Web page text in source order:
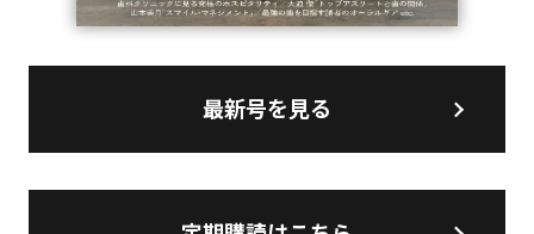
最新号を見る